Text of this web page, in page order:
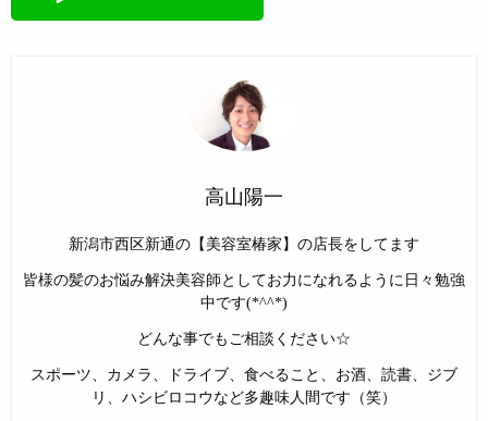
高山陽一
新潟市西区新通の【美容室椿家】の店長をしてます
皆様の髪のお悩み解決美容師としてお力になれるように日々勉強
中です(*^^*)
どんな事でもご相談ください☆
スポーツ、カメラ、ドライブ、食べること、お酒、読書、ジブ
リ、ハシビロコウなど多趣味人間です（笑）